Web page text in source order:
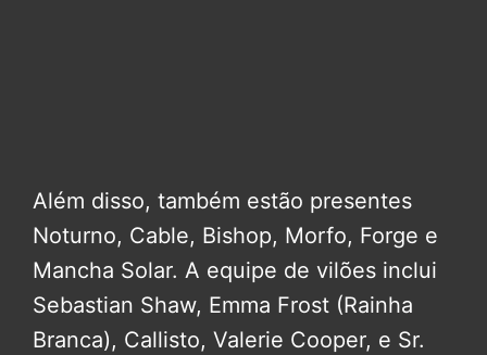
Além disso, também estão presentes
Noturno, Cable, Bishop, Morfo, Forge e
Mancha Solar. A equipe de vilões inclui
Sebastian Shaw, Emma Frost (Rainha
Branca), Callisto, Valerie Cooper, e Sr.